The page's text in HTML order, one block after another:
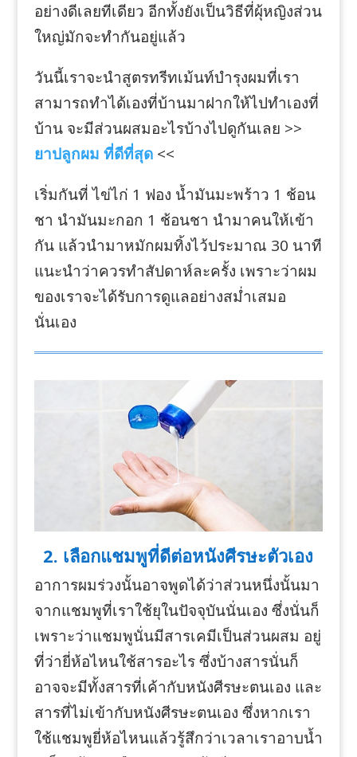
อย่างดีเลยทีเดียว อีกทั้งยังเป็นวิธีที่ผุ้หญิงส่วน
ใหญ่มักจะทำกันอยู่แล้ว
วันนี้เราจะนำสูตรทรีทเม้นท์บำรุงผมที่เรา
สามารถทำได้เองที่บ้านมาฝากให้ไปทำเองที่
บ้าน จะมีส่วนผสมอะไรบ้างไปดูกันเลย >>
ยาปลูกผม ที่ดีที่สุด<<
เริ่มกันที่ ไข่ไก่ 1 ฟอง น้ำมันมะพร้าว 1 ช้อน
ชา นำมันมะกอก 1 ช้อนชา นำมาคนให้เข้า
กัน แล้วนำมาหมักผมทิ้งไว้ประมาณ 30 นาที
แนะนำว่าควรทำสัปดาห์ละครั้ง เพราะว่าผม
ของเราจะได้รับการดูแลอย่างสม่ำเสมอ
นั่นเอง
2. เลือกแชมพูที่ดีต่อหนังศีรษะตัวเอง
อาการผมร่วงนั้นอาจพูดได้ว่าส่วนหนึ่งนั้นมา
จากแชมพูที่เราใช้ยุในปัจจุบันนั่นเอง ซึ่งนั่นก็
เพราะว่าแชมพูนั่นมีสารเคมีเป็นส่วนผสม อยู่
ที่ว่ายี่ห้อไหนใช้สารอะไร ซึ่งบ้างสารนั่นก็
อาจจะมีทั้งสารที่เค้ากับหนังศีรษะตนเอง และ
สารที่ไม่เข้ากับหนังศีรษะตนเอง ซึ่งหากเรา
ใช้แชมพูยี่ห้อไหนแล้วรู้สึกว่าเวลาเราอาบน้ำ